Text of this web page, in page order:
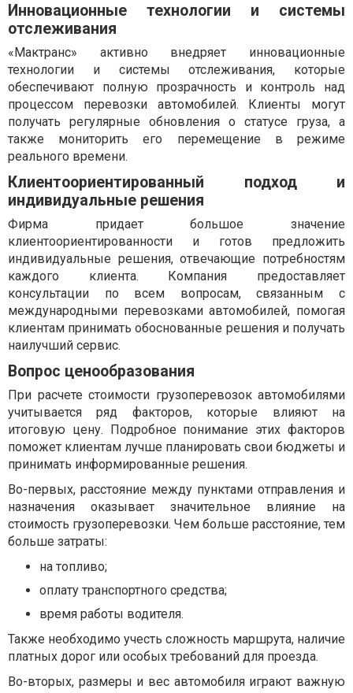
Инновационные технологии и системы
отслеживания
«Мактранс» активно внедряет инновационные
технологии и системы отслеживания, которые
обеспечивают полную прозрачность и контроль над
процессом перевозки автомобилей. Клиенты могут
получать регулярные обновления о статусе груза, а
также мониторить его перемещение в режиме
реального времени.
Клиентоориентированный подход и
индивидуальные решения
Фирма придает большое значение
клиентоориентированности и готов предложить
индивидуальные решения, отвечающие потребностям
каждого клиента. Компания предоставляет
консультации по всем вопросам, связанным с
международными перевозками автомобилей, помогая
клиентам принимать обоснованные решения и получать
наилучший сервис.
Вопрос ценообразования
При расчете стоимости грузоперевозок автомобилями
учитывается ряд факторов, которые влияют на
итоговую цену. Подробное понимание этих факторов
поможет клиентам лучше планировать свои бюджеты и
принимать информированные решения.
Во-первых, расстояние между пунктами отправления и
назначения оказывает значительное влияние на
стоимость грузоперевозки. Чем больше расстояние, тем
больше затраты:
на топливо;
оплату транспортного средства;
время работы водителя.
Также необходимо учесть сложность маршрута, наличие
платных дорог или особых требований для проезда.
Во-вторых, размеры и вес автомобиля играют важную